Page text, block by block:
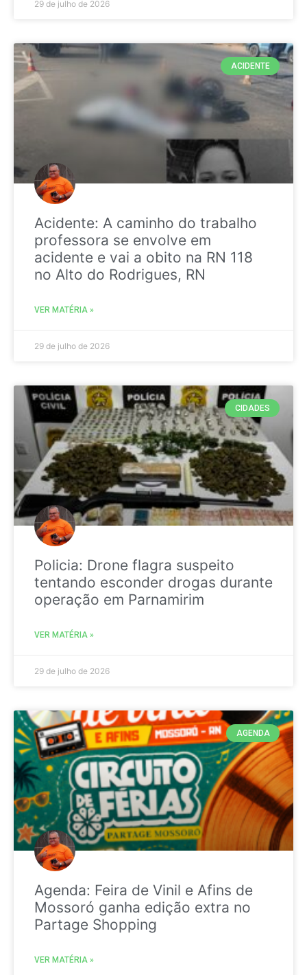
29 de julho de 2026
ACIDENTE
Acidente: A caminho do trabalho
professora se envolve em
acidente e vai a obito na RN 118
no Alto do Rodrigues, RN
VER MATÉRIA »
29 de julho de 2026
CIDADES
Policia: Drone flagra suspeito
tentando esconder drogas durante
operação em Parnamirim
VER MATÉRIA »
29 de julho de 2026
AGENDA
Agenda: Feira de Vinil e Afins de
Mossoró ganha edição extra no
Partage Shopping
VER MATÉRIA »